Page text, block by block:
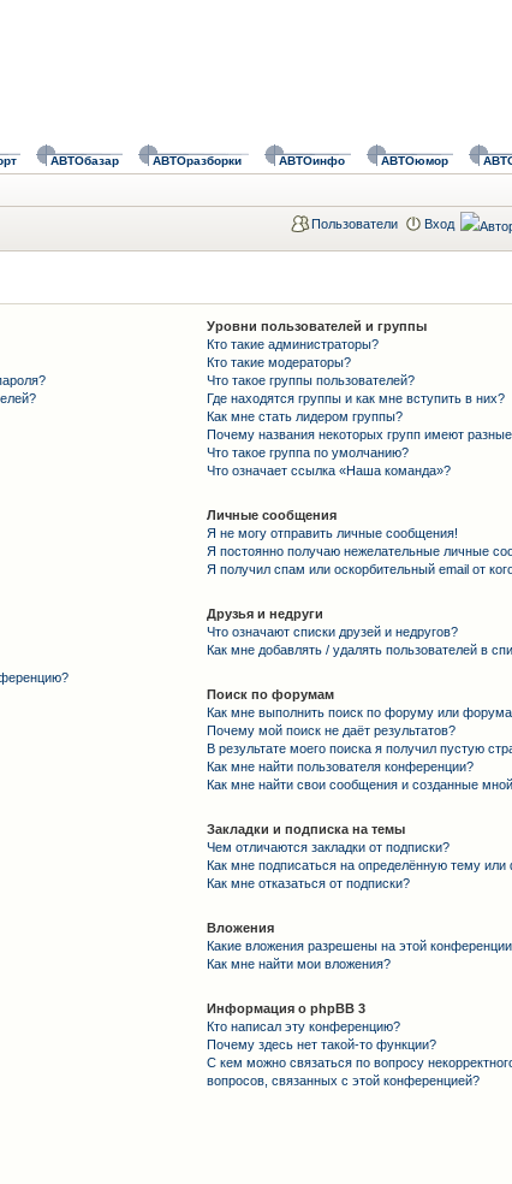
АВТОбазар АВТОразборки АВТОинфо АВТОюмор
Пользователи Вход
Уровни пользователей и группы
Кто такие администраторы?
Кто такие модераторы?
Что такое группы пользователей?
Где находятся группы и как мне вступить в них?
Как мне стать лидером группы?
Почему названия некоторых групп имеют
Что такое группа по умолчанию?
Что означает ссылка «Наша команда»?
Личные сообщения
Я не могу отправить личные сообщения!
Я постоянно получаю нежелательные личные
Я получил спам или оскорбительный email от
Друзья и недруги
Что означают списки друзей и недругов?
Как мне добавлять / удалять пользователей в
Поиск по форумам
Как мне выполнить поиск по форуму или
Почему мой поиск не даёт результатов?
В результате моего поиска я получил пустую
Как мне найти пользователя конференции?
Как мне найти свои сообщения и созданные
Закладки и подписка на темы
Чем отличаются закладки от подписки?
Как мне подписаться на определённую тему
Как мне отказаться от подписки?
Вложения
Какие вложения разрешены на этой
Как мне найти мои вложения?
Информация о phpBB 3
Кто написал эту конференцию?
Почему здесь нет такой-то функции?
С кем можно связаться по вопросу
вопросов, связанных с этой конференцией?